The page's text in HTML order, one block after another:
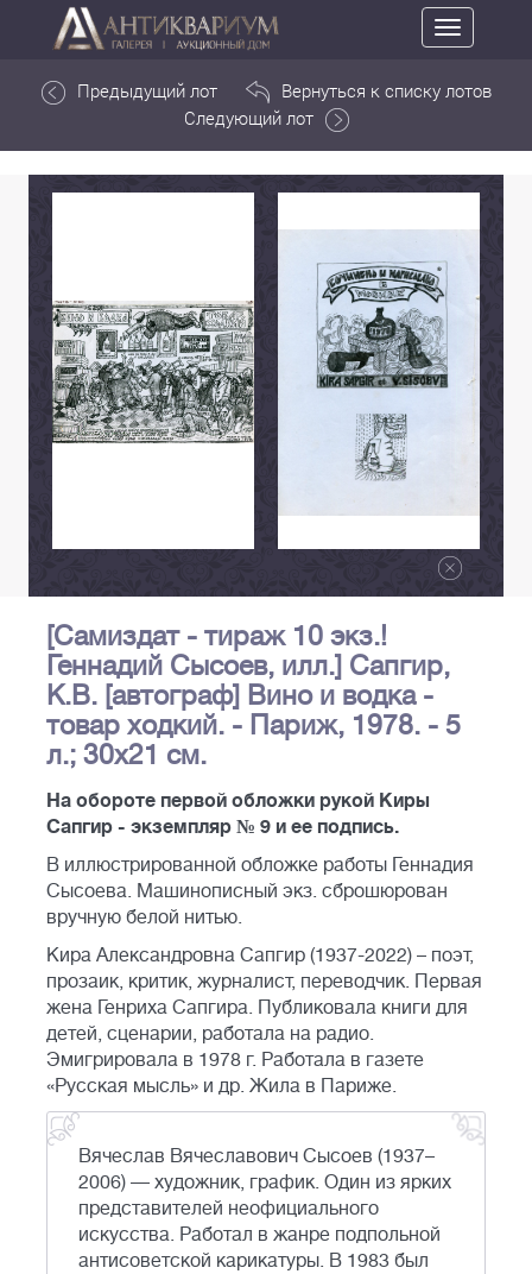
Toggle
navigation
Предыдущий лот
Вернуться к списку лотов
Следующий лот
[Самиздат - тираж 10 экз.!
Геннадий Сысоев, илл.] Сапгир,
К.В. [автограф] Вино и водка -
товар ходкий. - Париж, 1978. - 5
л.; 30х21 см.
На обороте первой обложки рукой Киры
Сапгир - экземпляр № 9 и ее подпись.
В иллюстрированной обложке работы Геннадия
Сысоева. Машинописный экз. сброшюрован
вручную белой нитью.
Кира Александровна Сапгир (1937-2022) – поэт,
прозаик, критик, журналист, переводчик. Первая
жена Генриха Сапгира. Публиковала книги для
детей, сценарии, работала на радио.
Эмигрировала в 1978 г. Работала в газете
«Русская мысль» и др. Жила в Париже.
Вячеслав Вячеславович Сысоев (1937–
2006) — художник, график. Один из ярких
представителей неофициального
искусства. Работал в жанре подпольной
антисоветской карикатуры. В 1983 был